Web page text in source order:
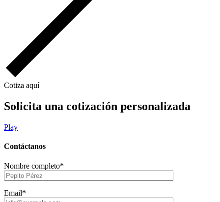
Cotiza aquí
Solicita una cotización personalizada
Play
Contáctanos
Nombre completo*
Email*